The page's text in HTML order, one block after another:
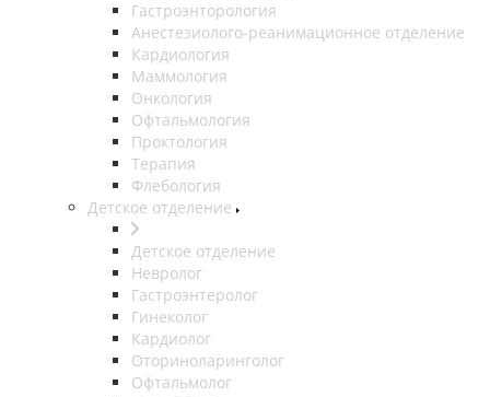
Гастроэнторология
Анестезиолого-реанимационное отделение
Кардиология
Маммология
Онкология
Офтальмология
Проктология
Терапия
Флебология
Детское отделение
Детское отделение
Невролог
Гастроэнтеролог
Гинеколог
Кардиолог
Оториноларинголог
Офтальмолог